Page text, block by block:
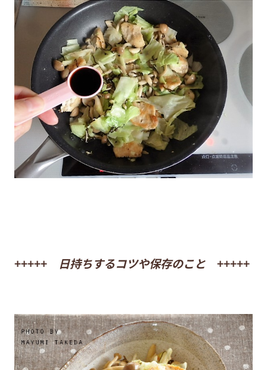
+++++ 日持ちするコツや保存のこと+++++